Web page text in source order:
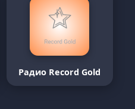
Радио Record Gold